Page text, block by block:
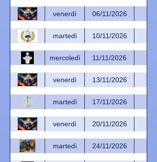
venerdì 06/11/2026
martedì 10/11/2026
mercoledì 11/11/2026
venerdì 13/11/2026
martedì 17/11/2026
venerdì 20/11/2026
martedì 24/11/2026